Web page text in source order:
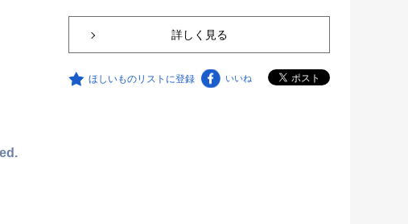
詳しく見る
ほしいものリストに登録 いいね